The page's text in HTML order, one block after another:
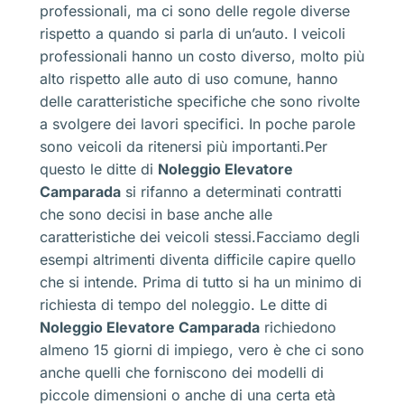
professionali, ma ci sono delle regole diverse
rispetto a quando si parla di un’auto. I veicoli
professionali hanno un costo diverso, molto più
alto rispetto alle auto di uso comune, hanno
delle caratteristiche specifiche che sono rivolte
a svolgere dei lavori specifici. In poche parole
sono veicoli da ritenersi più importanti.Per
questo le ditte di Noleggio Elevatore
Camparada si rifanno a determinati contratti
che sono decisi in base anche alle
caratteristiche dei veicoli stessi.Facciamo degli
esempi altrimenti diventa difficile capire quello
che si intende. Prima di tutto si ha un minimo di
richiesta di tempo del noleggio. Le ditte di
Noleggio Elevatore Camparada richiedono
almeno 15 giorni di impiego, vero è che ci sono
anche quelli che forniscono dei modelli di
piccole dimensioni o anche di una certa età